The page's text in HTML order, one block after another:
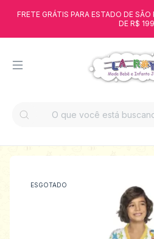
FRETE GRÁTIS PARA ESTADO DE
DE R$ 199
ESGOTADO